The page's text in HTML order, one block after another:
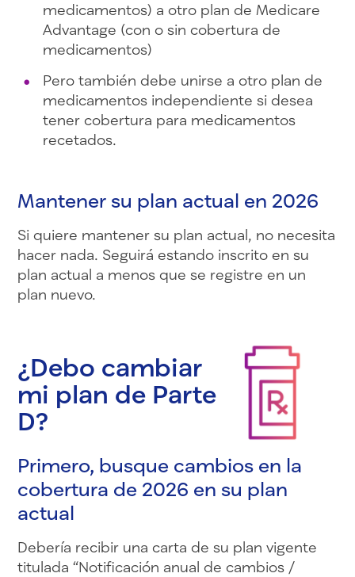
medicamentos) a otro plan de Medicare
Advantage (con o sin cobertura de
medicamentos)
Pero también debe unirse a otro plan de
medicamentos independiente si desea
tener cobertura para medicamentos
recetados.
Mantener su plan actual en 2026
Si quiere mantener su plan actual, no necesita
hacer nada. Seguirá estando inscrito en su
plan actual a menos que se registre en un
plan nuevo.
¿Debo cambiar
mi plan de Parte
D?
Primero, busque cambios en la
cobertura de 2026 en su plan
actual
Debería recibir una carta de su plan vigente
titulada “Notificación anual de cambios /